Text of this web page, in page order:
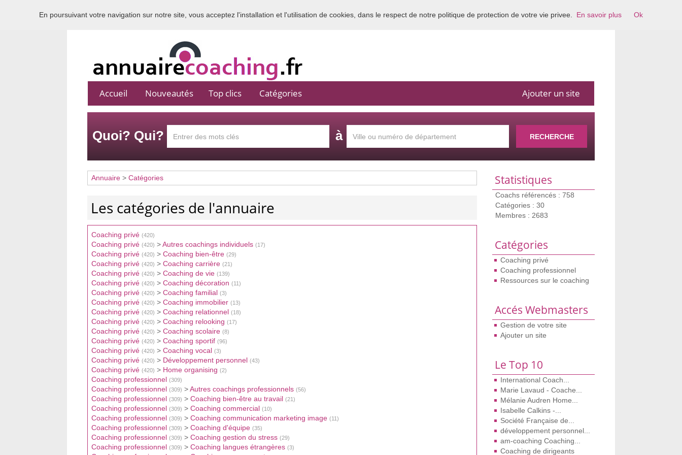
Bienvenue sur l'annuaire du coaching en France
Accueil Nouveautés Top clics Catégories Ajouter un site
Quoi? Qui? à RECHERCHE
Statistiques
Coachs référencés : 758
Catégories : 30
Membres : 2683
Catégories
Coaching privé
Coaching professionnel
Ressources sur le coaching
Accés Webmasters
Gestion de votre site
Ajouter un site
Le Top 10
International Coach...
Marie Lavaud - Coache...
Mélanie Audren Home...
Isabelle Calkins -...
Société Française de...
développement personnel...
am-coaching Coaching...
Coaching de dirigeants
Annuaire > Catégories
Les catégories de l'annuaire
Coaching privé (420)
Coaching privé (420) >Autres coachings individuels (17)
Coaching privé (420) > Coaching bien-être (29)
Coaching privé (420) > Coaching carrière (21)
Coaching privé (420) > Coaching de vie (139)
Coaching privé (420) > Coaching décoration (11)
Coaching privé (420) > Coaching familial (3)
Coaching privé (420) > Coaching immobilier (13)
Coaching privé (420) > Coaching relationnel (18)
Coaching privé (420) > Coaching relooking (17)
Coaching privé (420) > Coaching scolaire (8)
Coaching privé (420) > Coaching sportif (96)
Coaching privé (420) > Coaching vocal (3)
Coaching privé (420) > Développement personnel (43)
Coaching privé (420) > Home organising (2)
Coaching professionnel (309)
Coaching professionnel (309) >Autres coachings professionnels (56)
Coaching professionnel (309) > Coaching bien-être au travail (21)
Coaching professionnel (309) > Coaching commercial (10)
Coaching professionnel (309) > Coaching communication marketing image (11)
Coaching professionnel (309) > Coaching d'équipe (35)
Coaching professionnel (309) > Coaching gestion du stress (29)
Coaching professionnel (309) > Coaching langues étrangères (3)
En poursuivant votre navigation sur notre site, vous acceptez l'installation et l'utilisation de cookies, dans le respect de notre politique de protection de votre vie privee. En savoir plus Ok